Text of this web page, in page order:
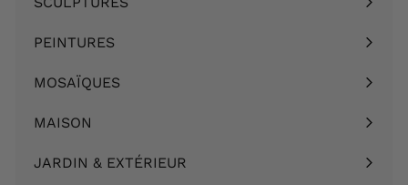
Ouvrir
le
PEINTURES
Ouvrir
le
MOSAÏQUES
Ouvrir
le
MAISON
Ouvrir
le
JARDIN & EXTÉRIEUR
Ouvrir